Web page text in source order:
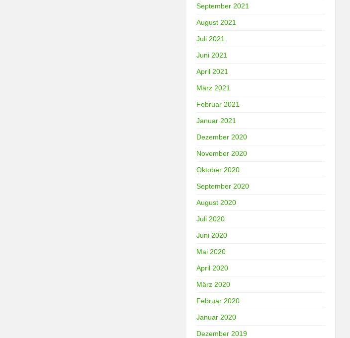
September 2021
August 2021
Juli 2021
Juni 2021
April 2021
März 2021
Februar 2021
Januar 2021
Dezember 2020
November 2020
Oktober 2020
September 2020
August 2020
Juli 2020
Juni 2020
Mai 2020
April 2020
März 2020
Februar 2020
Januar 2020
Dezember 2019